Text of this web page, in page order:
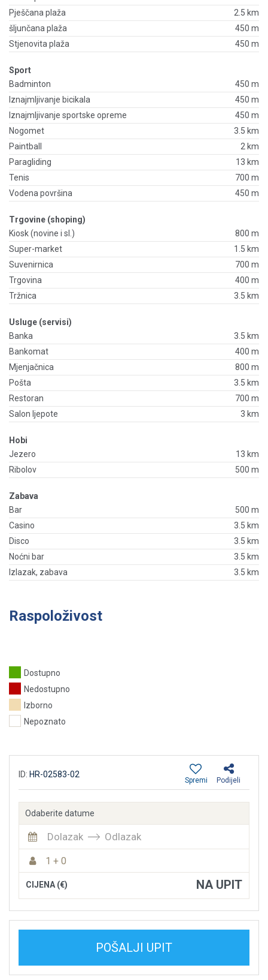
Pješčana plaža
2.5 km
šljunčana plaža
450 m
Stjenovita plaža
450 m
Sport
Badminton
450 m
Iznajmljivanje bicikala
450 m
Iznajmljivanje sportske opreme
450 m
Nogomet
3.5 km
Paintball
2 km
Paragliding
13 km
Tenis
700 m
Vodena površina
450 m
Trgovine (shoping)
Kiosk (novine i sl.)
800 m
Super-market
1.5 km
Suvenirnica
700 m
Trgovina
400 m
Tržnica
3.5 km
Usluge (servisi)
Banka
3.5 km
Bankomat
400 m
Mjenjačnica
800 m
Pošta
3.5 km
Restoran
700 m
Salon ljepote
3 km
Hobi
Jezero
13 km
Ribolov
500 m
Zabava
Bar
500 m
Casino
3.5 km
Disco
3.5 km
Noćni bar
3.5 km
Izlazak, zabava
3.5 km
Raspoloživost
Dostupno
Nedostupno
Izborno
Nepoznato
ID: HR-02583-02
Podijeli
Spremi
Odaberite datume
Dolazak Odlazak
1 + 0
CIJENA (€) NA UPIT
POŠALJI UPIT